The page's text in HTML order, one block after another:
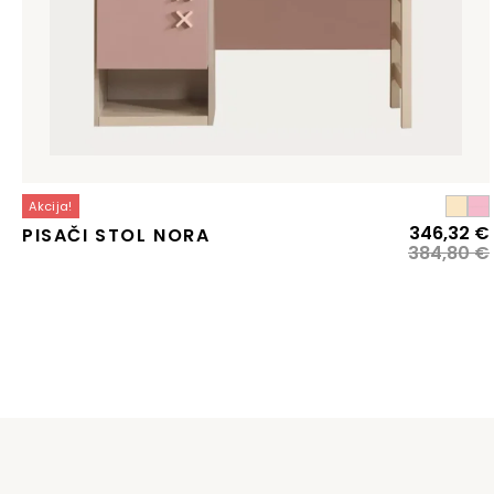
Akcija!
PISAČI STOL NORA
384,80€
346,32 €